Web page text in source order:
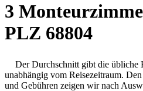
3
PLZ 68804
Der Durchschnitt gibt die übliche
unabhängig vom Reisezeitraum.
und Gebühren zeigen wir nach